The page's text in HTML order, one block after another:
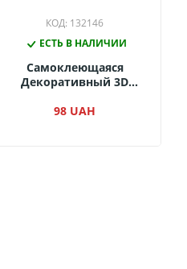
КОД: 132146
ЕСТЬ В НАЛИЧИИ
Самоклеющаяся
Декоративный 3D
Контраст Медь
98 UAH